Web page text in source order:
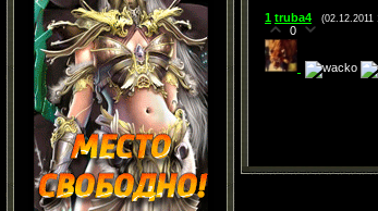
1 truba4 (02.12.2011
0